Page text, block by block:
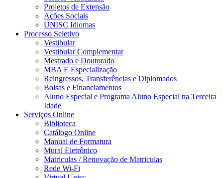
Projetos de Extensão
Ações Sociais
UNISC Idiomas
Processo Seletivo
Vestibular
Vestibular Complementar
Mestrado e Doutorado
MBA E Especialização
Reingressos, Transferências e Diplomados
Bolsas e Financiamentos
Aluno Especial e Programa Aluno Especial na Terceira
Idade
Serviços Online
Biblioteca
Catálogo Online
Manual de Formatura
Mural Eletrônico
Matriculas / Renovação de Matriculas
Rede Wi-Fi